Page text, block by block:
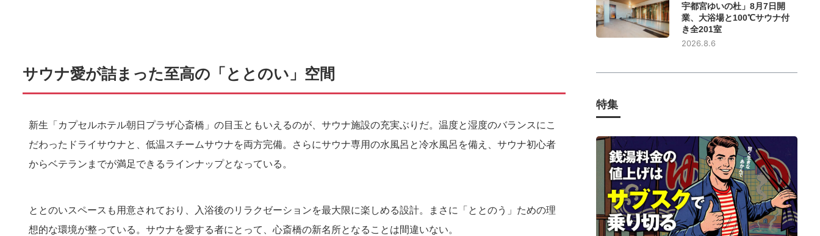
サウナ愛が詰まった至高の「ととのい」空間
新生「カプセルホテル朝日プラザ心斎橋」の目玉ともいえるのが、サウナ施設の充実ぶりだ。温度と湿度のバランスにこ
だわったドライサウナと、低温スチームサウナを両方完備。さらにサウナ専用の水風呂と冷水風呂を備え、サウナ初心者
からベテランまでが満足できるラインナップとなっている。
ととのいスペースも用意されており、入浴後のリラクゼーションを最大限に楽しめる設計。まさに「ととのう」ための理
想的な環境が整っている。サウナを愛する者にとって、心斎橋の新名所となることは間違いない。
宇都宮ゆいの杜」8月7日開
業、大浴場と100℃サウナ付
き全201室
2026.8.6
特集